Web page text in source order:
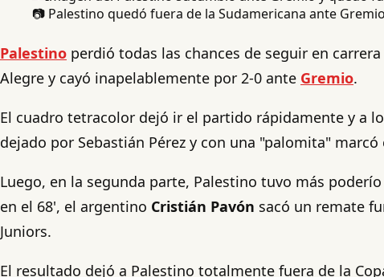
📷 Palestino quedó fuera de la Sudamericana ante
Palestino perdió todas las chances de seguir en
Alegre y cayó inapelablemente por 2-0 ante Gremio.
El cuadro tetracolor dejó ir el partido rápidamente y a
dejado por Sebastián Pérez y con una "palomita"
Luego, en la segunda parte, Palestino tuvo más
en el 68', el argentino Cristián Pavón sacó un remate
Juniors.
El resultado dejó a Palestino totalmente fuera de la